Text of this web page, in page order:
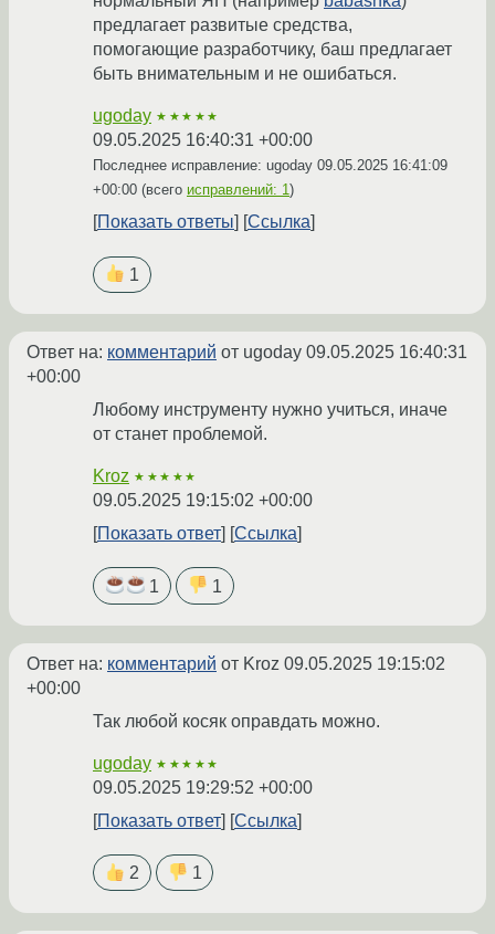
предлагает развитые средства,
помогающие разработчику, баш предлагает
быть внимательным и не ошибаться.
ugoday ★★★★★
09.05.2025 16:40:31 +00:00
Последнее исправление: ugoday 09.05.2025 16:41:09
+00:00 (всего исправлений: 1)
Показать ответы Ссылка
1
Ответ на: комментарий от ugoday 09.05.2025 16:40:31
+00:00
Любому инструменту нужно учиться, иначе
от станет проблемой.
Kroz ★★★★★
09.05.2025 19:15:02 +00:00
Показать ответ
Ссылка
1 1
Ответ на: комментарий от Kroz 09.05.2025 19:15:02
+00:00
Так любой косяк оправдать можно.
ugoday ★★★★★
09.05.2025 19:29:52 +00:00
Показать ответ
Ссылка
2 1